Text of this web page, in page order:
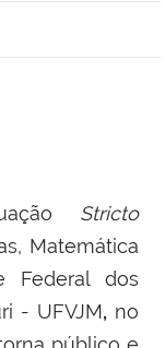
Stricto
Matemática
Federal dos
- UFVJM, no